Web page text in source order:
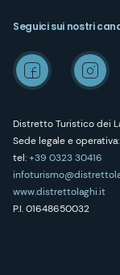
Distretto Turistico dei
Sede legale e
tel:+39 0323 30416
www.distrettolaghi.it
P.I. 01648650032
Seguici sui nostri